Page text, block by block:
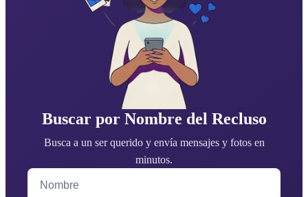
Buscar por Nombre del Recluso
Busca a un ser querido y envía mensajes y fotos en
minutos.
Nombre